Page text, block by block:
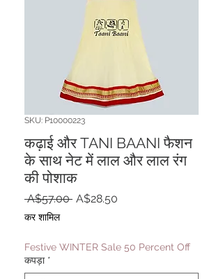
SKU: P10000223
कढ़ाई और TANI BAANI फैशन
के साथ नेट में लाल और लाल रंग
की पोशाक
A$57.00 नियमित
A$28.50
कर शामिल
Festive WINTER Sale 50 Percent Off
कपड़ा *